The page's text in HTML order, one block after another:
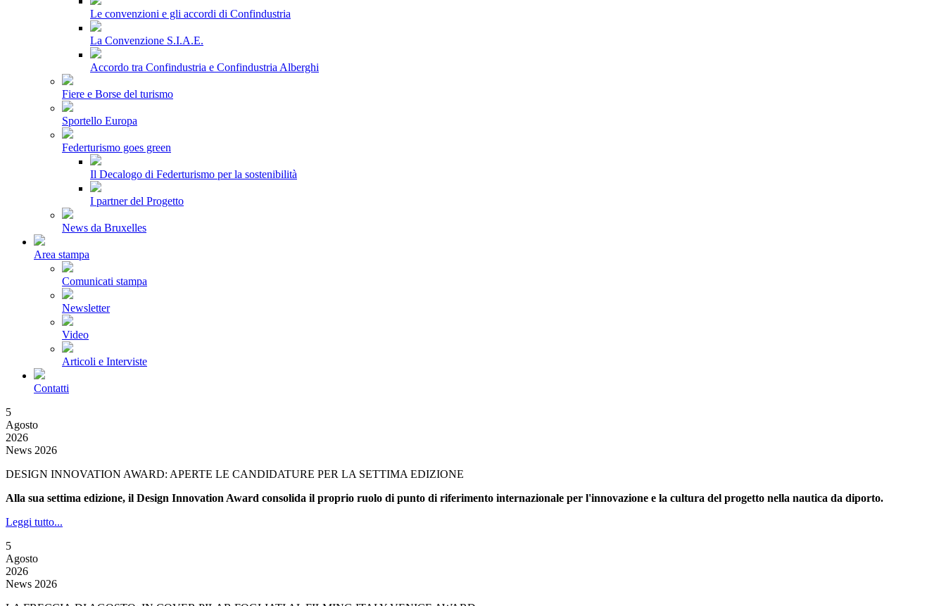
Le convenzioni e gli accordi di Confindustria
La Convenzione S.I.A.E.
Accordo tra Confindustria e Confindustria Alberghi
Fiere e Borse del turismo
Sportello Europa
Federturismo goes green
Il Decalogo di Federturismo per la sostenibilità
I partner del Progetto
News da Bruxelles
Area stampa
Comunicati stampa
Newsletter
Video
Articoli e Interviste
Contatti
5
Agosto
2026
News 2026
DESIGN INNOVATION AWARD: APERTE LE CANDIDATURE PER LA SETTIMA EDIZIONE
Alla sua settima edizione, il Design Innovation Award consolida il proprio ruolo di punto di riferimento internazionale per l'innovazione e la cultura del progetto nella nautica da diporto.
Leggi tutto...
5
Agosto
2026
News 2026